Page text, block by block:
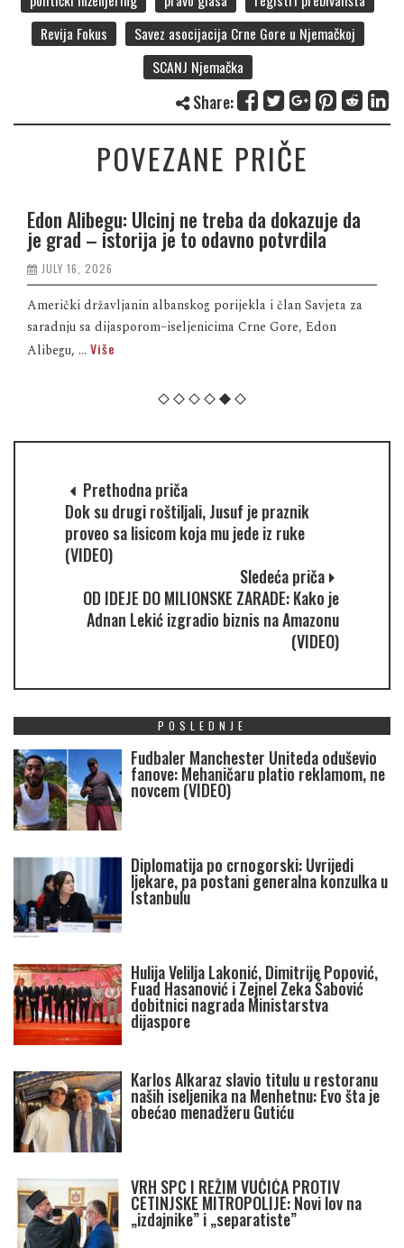
Revija Fokus
Savez asocijacija Crne Gore u Njemačkoj
SCANJ Njemačka
Share:
POVEZANE PRIČE
Edon Alibegu: Ulcinj ne treba da dokazuje da
je grad – istorija je to odavno potvrdila
JULY 16, 2026
Američki državljanin albanskog porijekla i član Savjeta za
saradnju sa dijasporom–iseljenicima Crne Gore, Edon
Alibegu, ... Više
Prethodna priča
Dok su drugi roštiljali, Jusuf je praznik
proveo sa lisicom koja mu jede iz ruke
(VIDEO)
Sledeća priča
OD IDEJE DO MILIONSKE ZARADE: Kako je
Adnan Lekić izgradio biznis na Amazonu
(VIDEO)
POSLEDNJE
Fudbaler Manchester Uniteda oduševio
fanove: Mehaničaru platio reklamom, ne
novcem (VIDEO)
Diplomatija po crnogorski: Uvrijedi
ljekare, pa postani generalna konzulka u
Istanbulu
Hulija Velilja Lakonić, Dimitrije Popović,
Fuad Hasanović i Zejnel Zeka Šabović
dobitnici nagrada Ministarstva
dijaspore
Karlos Alkaraz slavio titulu u restoranu
naših iseljenika na Menhetnu: Evo šta je
obećao menadžeru Gutiću
VRH SPC I REŽIM VUČIĆA PROTIV
CETINJSKE MITROPOLIJE: Novi lov na
„izdajnike” i „separatiste”